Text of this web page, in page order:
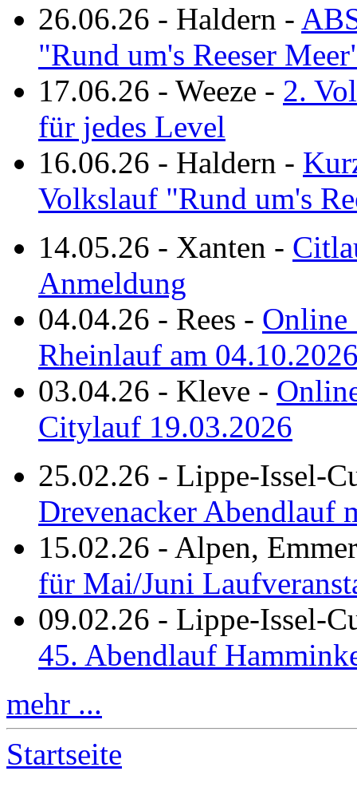
26.06.26 - Haldern -
"Rund um's Reeser
17.06.26 - Weeze - 2.
für jedes Level
16.06.26 - Haldern -
Volkslauf "Rund um's
14.05.26 - Xanten -
Anmeldung
04.04.26 - Rees - Online
Rheinlauf am
03.04.26 - Kleve -
Citylauf 19.03.2026
25.02.26 - Lippe-Issel-
Drevenacker Abendlauf
15.02.26 - Alpen,
für Mai/Juni
09.02.26 - Lippe-Issel-
45. Abendlauf
mehr ...
Startseite